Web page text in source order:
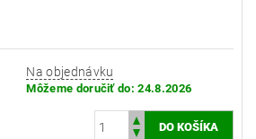
Na objednávku
Môžeme doručiť do: 24.8.2026